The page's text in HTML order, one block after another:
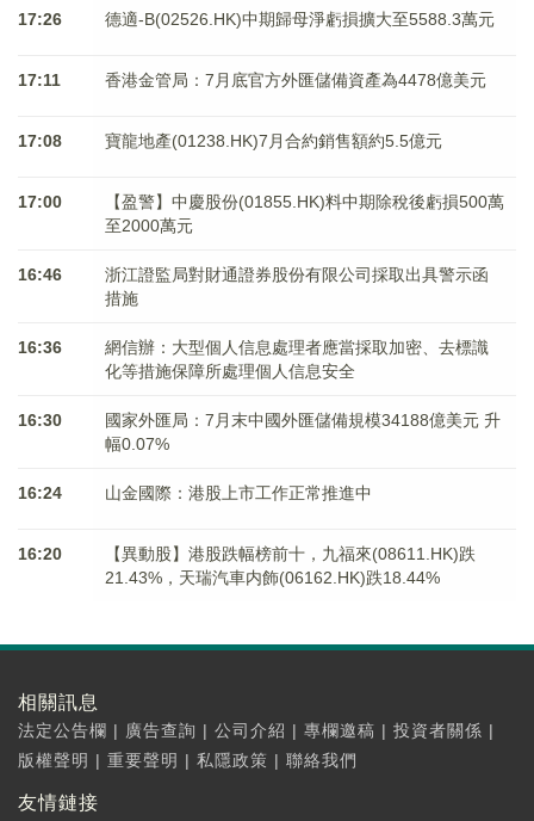
17:26 德適-B(02526.HK)中期歸母淨虧損擴大至5588.3萬元
17:11 香港金管局：7月底官方外匯儲備資產為4478億美元
17:08 寶龍地產(01238.HK)7月合約銷售額約5.5億元
17:00
【盈警】中慶股份(01855.HK)料中期除稅後虧損500萬
至2000萬元
16:46
浙江證監局對財通證券股份有限公司採取出具警示函
措施
16:36
網信辦：大型個人信息處理者應當採取加密、去標識
化等措施保障所處理個人信息安全
16:30
國家外匯局：7月末中國外匯儲備規模34188億美元 升
幅0.07%
16:24 山金國際：港股上市工作正常推進中
16:20
【異動股】港股跌幅榜前十，九福來(08611.HK)跌
21.43%，天瑞汽車内飾(06162.HK)跌18.44%
相關訊息
法定公告欄 | 廣告查詢 | 公司介紹 | 專欄邀稿 | 投資者關係 |
版權聲明 | 重要聲明 | 私隱政策 | 聯絡我們
友情鏈接